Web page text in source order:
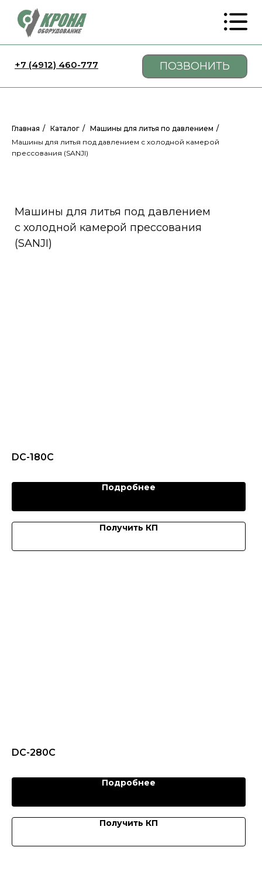
+7 (4912) 460-777 ПОЗВОНИТЬ
Главная / Каталог / Машины для литья по давлением /
Машины для литья под давлением с холодной камерой
прессования (SANJI)
Машины для литья под давлением
с холодной камерой прессования
(SANJI)
DC-180C
Подробнее
Получить КП
DC-280C
Подробнее
Получить КП